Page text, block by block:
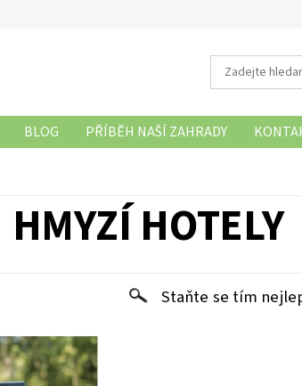
BLOG PŘÍBĚH NAŠÍ ZAHRADY
HMYZÍ HOTELY
Staňte se tím